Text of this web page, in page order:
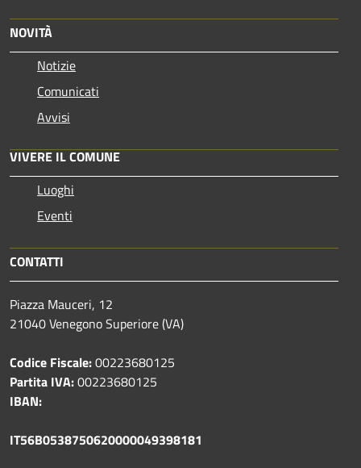
NOVITÀ
Notizie
Comunicati
Avvisi
VIVERE IL COMUNE
Luoghi
Eventi
CONTATTI
Piazza Mauceri, 12
21040 Venegono Superiore (VA)
Codice Fiscale:00223680125
Partita IVA:00223680125
IBAN:
IT56B0538750620000049398181